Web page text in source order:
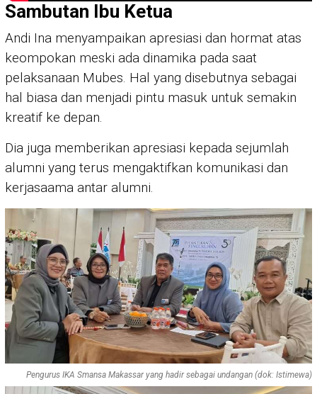
Sambutan Ibu Ketua
Andi Ina menyampaikan apresiasi dan hormat atas
keompokan meski ada dinamika pada saat
pelaksanaan Mubes. Hal yang disebutnya sebagai
hal biasa dan menjadi pintu masuk untuk semakin
kreatif ke depan.
Dia juga memberikan apresiasi kepada sejumlah
alumni yang terus mengaktifkan komunikasi dan
kerjasaama antar alumni.
Pengurus IKA Smansa Makassar yang hadir sebagai undangan (dok: Istimewa)